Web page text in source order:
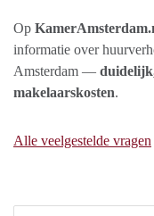
Op
informatie over
Amsterdam —
makelaarskosten.
Alle veelgestelde vragen